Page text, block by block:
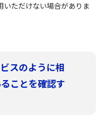
ただけない場合がありま
スのように相
ことを確認す